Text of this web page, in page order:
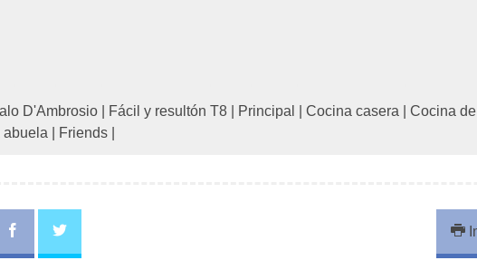
D'Ambrosio Fácil y resultón T8 Principal Cocina casera Cocina
abuela Friends